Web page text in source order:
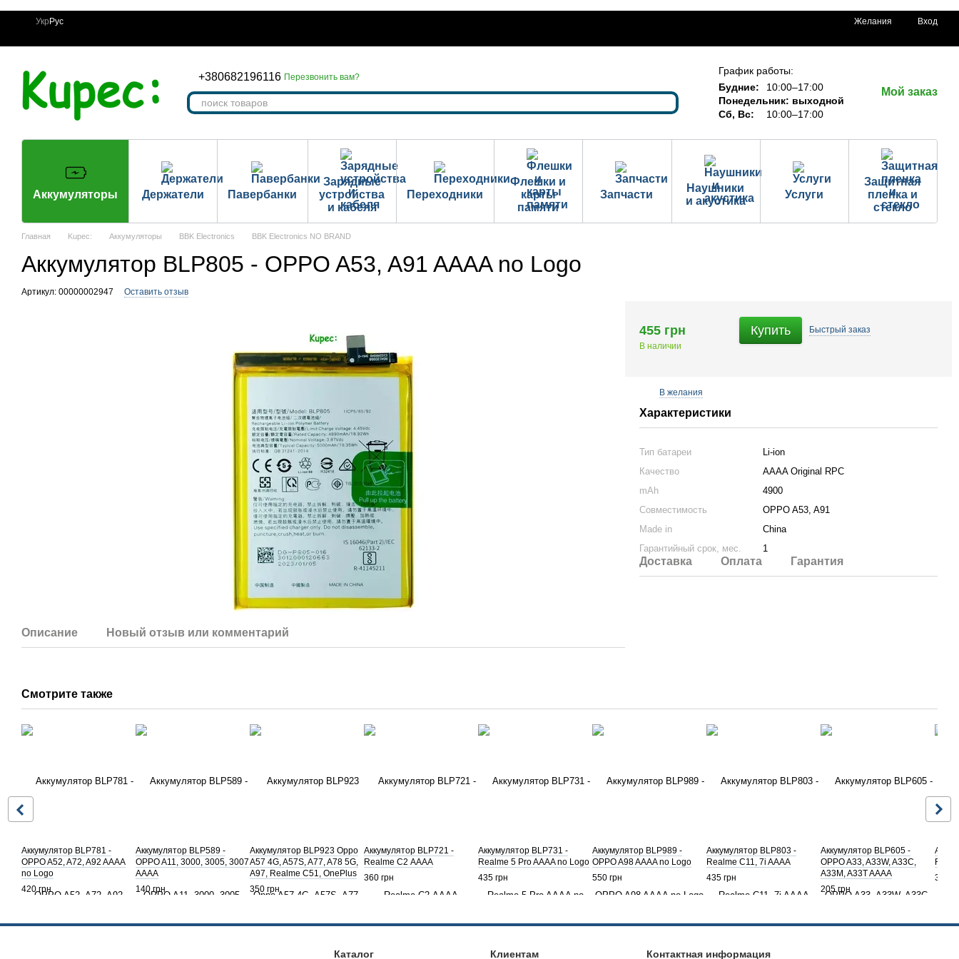
Перейти к основному контенту
Укр Рус Желания Вход
+380682196116 Перезвонить вам?
График работы:
Будние:
10:00–17:00
Понедельник: выходной
Сб, Вс:
10:00–17:00
Мой заказ
Аккумуляторы Держатели Павербанки
Зарядные
устройства
и кабеля
Переходники
Флешки и
карты
памяти
Запчасти
Наушники
и акустика
Услуги
Защитная
пленка и
стекло
Главная Kupec: Аккумуляторы BBK Electronics BBK Electronics NO BRAND
Аккумулятор BLP805 - OPPO A53, A91 AAAA no Logo
Артикул: 00000002947 Оставить отзыв
Описание Новый отзыв или комментарий
455 грн
В наличии
Купить Быстрый заказ
В желания
Характеристики
Тип батареи
Li-ion
Качество
AAAA Original RPC
mAh
4900
Совместимость
OPPO A53, A91
Made in
China
Гарантийный срок, мес.
1
Доставка Оплата Гарантия
Смотрите также
Аккумулятор BLP781 -
OPPO A52, A72, A92 AAAA
no Logo
420 грн
Аккумулятор BLP589 -
OPPO A11, 3000, 3005, 3007
AAAA
140 грн
Аккумулятор BLP923 Oppo
A57 4G, A57S, A77, A78 5G,
A97, Realme C51, OnePlus
Nord N20 SE, Nord N300
(AAAA no Logo)
350 грн
Аккумулятор BLP721 -
Realme С2 АААА
360 грн
Аккумулятор BLP731 -
Realme 5 Pro AAAA no Logo
435 грн
Аккумулятор BLP989 -
OPPO A98 AAAA no Logo
550 грн
Аккумулятор BLP803 -
Realme C11, 7i AAAA
435 грн
Аккумулятор BLP605 -
OPPO A33, A33W, A33C,
A33M, A33T AAAA
205 грн
320
Каталог Клиентам Контактная информация